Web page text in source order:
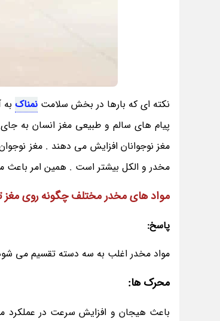
نکته ای که بارها در بخش سلامت نمناک
پیام های سالم و طبیعی مغز انسان به
مغز نوجوانان افزایش می دهند . مغز
مخدر و الکل بیشتر است . همین امر باعث
مواد های مخدر مختلف چگونه روی مغز
پاسخ:
مواد مخدر اغلب به سه دسته تقسیم می
محرک ها:
باعث هیجان و افزایش سرعت در عملکرد